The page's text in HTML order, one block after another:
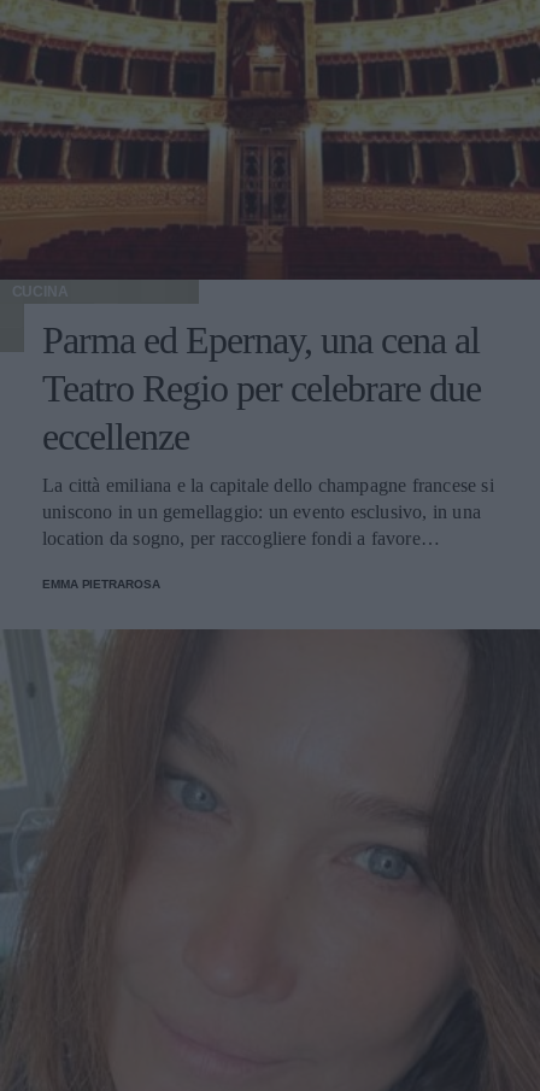
CUCINA
Parma ed Epernay, una cena al
Teatro Regio per celebrare due
eccellenze
La città emiliana e la capitale dello champagne francese si
uniscono in un gemellaggio: un evento esclusivo, in una
location da sogno, per raccogliere fondi a favore
EMMA PIETRAROSA